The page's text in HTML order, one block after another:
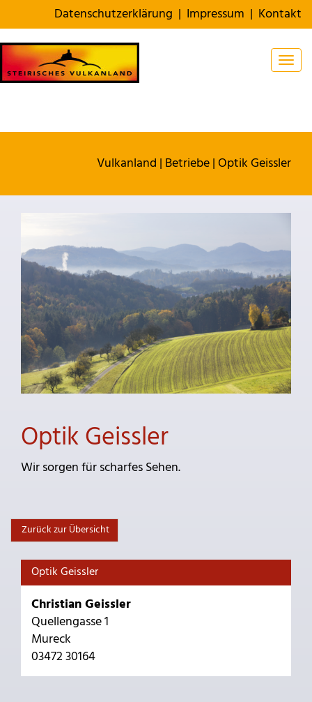
Datenschutzerklärung | Impressum | Kontakt
Vulkanland | Betriebe|Optik Geissler
Optik Geissler
Wir sorgen für scharfes Sehen.
Zurück zur Übersicht
Optik Geissler
Christian Geissler
Quellengasse 1
Mureck
03472 30164